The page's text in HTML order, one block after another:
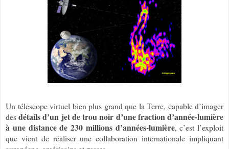
Un télescope virtuel bien plus grand que la Terre, capable d’imager
desdétails d’un jet de trou noir d’une fraction d’année-lumière
à une distance de 230 millions d’années-lumière, c’est l’exploit
que vient de réaliser une collaboration internationale impliquant